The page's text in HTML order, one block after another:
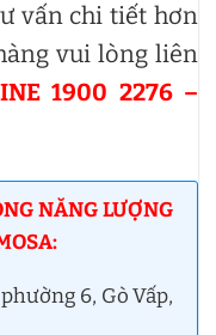
vấn chi tiết hơn
vui lòng liên
1900 2276 –
NĂNG LƯỢNG
6, Gò Vấp,